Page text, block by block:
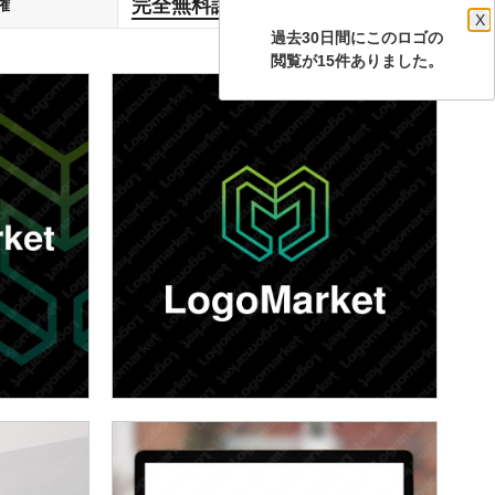
過去30日間にこのロゴの
X
閲覧が15件ありました。